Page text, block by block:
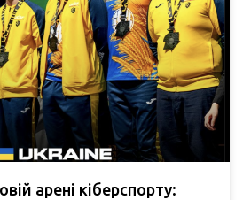
арені кіберспорту: